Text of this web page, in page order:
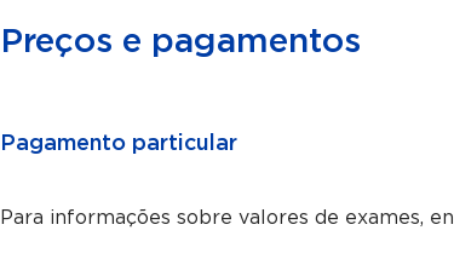
Preços e pagamentos
Pagamento particular
Para informações sobre valores de exames,